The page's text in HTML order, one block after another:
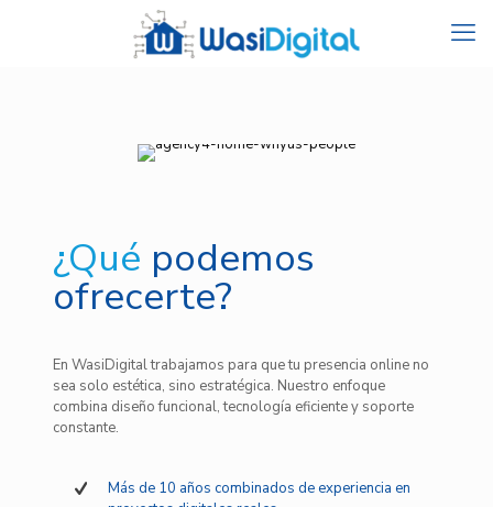
¿Qué podemos
ofrecerte?
En WasiDigital trabajamos para que tu presencia online no
sea solo estética, sino estratégica. Nuestro enfoque
combina diseño funcional, tecnología eficiente y soporte
constante.
Más de 10 años combinados de experiencia en